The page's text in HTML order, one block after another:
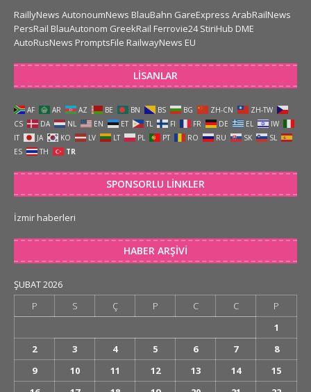
RaillyNews AutonoumNews BlauBahn GareExpress ArabRailNews
PersRail BlauAutonom GreekRail Ferrovie24 StiriHub DME
AutoRusNews PromptsFile RailwayNews EU
LISANLAR
AF AR AZ BE BN BS BG ZH-CN
ZH-TW
CS
DA NL EN ET TL FI FR DE EL
IW
IT
JA KO LV LT PL PT RO RU SK
SL
ES
TH TR
SPONSORLU LINKLER
İzmir haberleri
HABER ARŞIVI
ŞUBAT 2026
P
S Ç P C C
P
1
2
3 4 5 6 7
8
9
10 11 12 13 14
15